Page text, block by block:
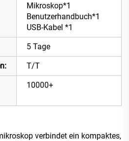
Mikroskop*1
Benutzerhandbuch*1
USB-Kabel *1
5 Tage
T/T
10000+
verbindet ein kompaktes,